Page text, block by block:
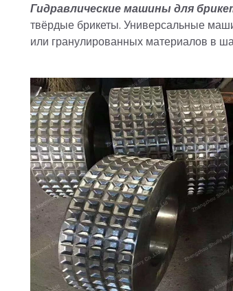
Гидравлические машины для
твёрдые брикеты. Универсальные
или гранулированных материалов в